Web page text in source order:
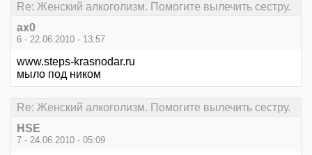
Re: Женский алкоголизм. Помогите вылечить сестру.
ax0
6 - 22.06.2010 - 13:57
www.steps-krasnodar.ru
мыло под ником
Re: Женский алкоголизм. Помогите вылечить сестру.
HSE
7 - 24.06.2010 - 05:09